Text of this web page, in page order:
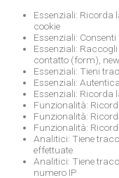
Essenziali: Ricorda
cookie
Essenziali:
Essenziali:
contatto (form),
Essenziali: Tieni
Essenziali:
Essenziali: Ricorda
Funzionalità:
Funzionalità:
Funzionalità:
Analitici: Tiene
effettuate
Analitici: Tiene
numero IP